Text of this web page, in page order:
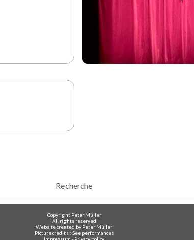
Recherche
Copyright Peter Müller
All rights reserved
Website created by Peter Müller
Picture credits : See performances